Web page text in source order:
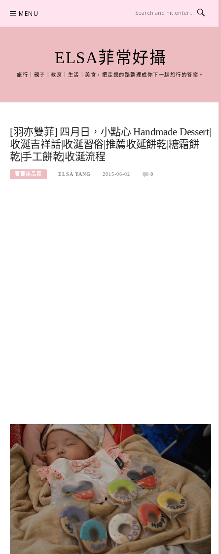
content
MENU
ELSA菲常好攝
旅行｜親子｜教育｜生活｜美食，把走過的路整理成你下一趟旅行的答案。
[羽亦雙菲] 四月日，小點心 Handmade Dessert|
收涎吉祥話|收涎習俗|推薦收延餅乾|糖霜餅
乾|手工餅乾|收涎流程
寶寶用品區 ELSA YANG 2015-06-02 0